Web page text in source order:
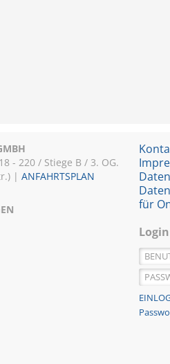
- 220 / Stiege B / 3. OG.
| ANFAHRTSPLAN
für
Login